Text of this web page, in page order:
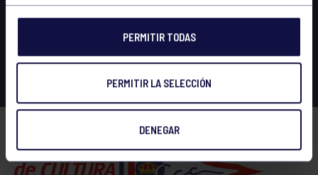
PERMITIR TODAS
PERMITIR LA SELECCIÓN
DENEGAR